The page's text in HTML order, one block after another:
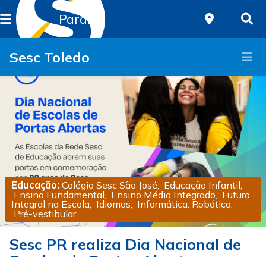
Paraná
Sesc Toledo
Educação: Colégio Sesc São José Educação Infantil
Ensino Fundamental
Ensino Médio Integrado
Futuro
Integral na Escola, Idiomas Informática: Robótica,
Pré-vestibular
Sesc PR realiza Dia Nacional de